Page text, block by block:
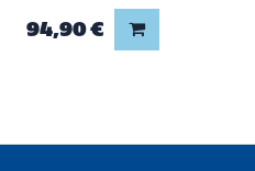
koriin
94,90 € Lisää koriin